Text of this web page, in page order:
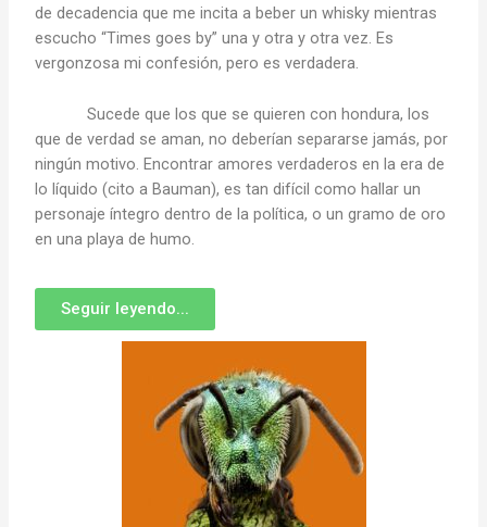
de decadencia que me incita a beber un whisky mientras
escucho “Times goes by” una y otra y otra vez. Es
vergonzosa mi confesión, pero es verdadera.
Sucede que los que se quieren con hondura, los
que de verdad se aman, no deberían separarse jamás, por
ningún motivo. Encontrar amores verdaderos en la era de
lo líquido (cito a Bauman), es tan difícil como hallar un
personaje íntegro dentro de la política, o un gramo de oro
en una playa de humo.
Seguir leyendo...